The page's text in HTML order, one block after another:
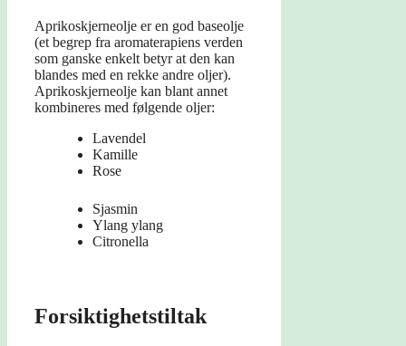
Aprikoskjerneolje er en god baseolje
(et begrep fra aromaterapiens verden
som ganske enkelt betyr at den kan
blandes med en rekke andre oljer).
Aprikoskjerneolje kan blant annet
kombineres med følgende oljer:
Lavendel
Kamille
Rose
Sjasmin
Ylang ylang
Citronella
Forsiktighetstiltak